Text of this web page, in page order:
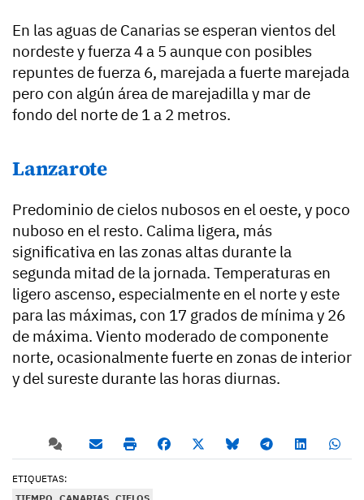
En las aguas de Canarias se esperan vientos del
nordeste y fuerza 4 a 5 aunque con posibles
repuntes de fuerza 6, marejada a fuerte marejada
pero con algún área de marejadilla y mar de
fondo del norte de 1 a 2 metros.
Lanzarote
Predominio de cielos nubosos en el oeste, y poco
nuboso en el resto. Calima ligera, más
significativa en las zonas altas durante la
segunda mitad de la jornada. Temperaturas en
ligero ascenso, especialmente en el norte y este
para las máximas, con 17 grados de mínima y 26
de máxima. Viento moderado de componente
norte, ocasionalmente fuerte en zonas de interior
y del sureste durante las horas diurnas.
ETIQUETAS:
TIEMPO CANARIAS CIELOS